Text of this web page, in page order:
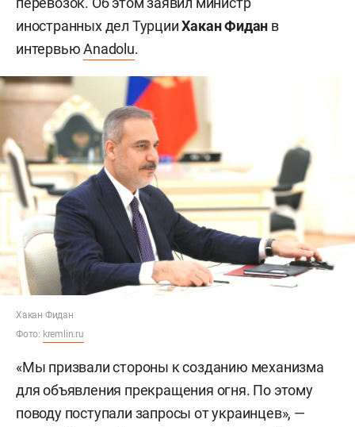
иностранных дел ТурцииХакан Фидан в
интервьюAnadolu.
Хакан Фидан
Фото: kremlin.ru
«Мы призвали стороны к созданию механизма
для объявления прекращения огня. По этому
поводу поступали запросы от украинцев», —